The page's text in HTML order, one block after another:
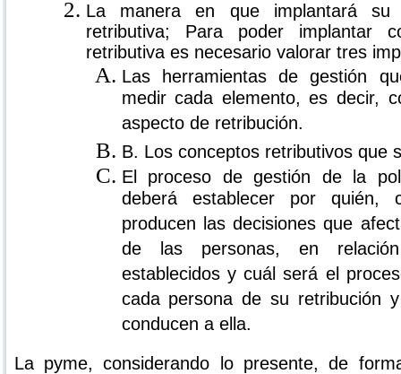
La manera en que implantará su
retributiva; Para poder implantar
retributiva es necesario valorar tres
Las herramientas de gestión
medir cada elemento, es decir,
aspecto de retribución.
B. Los conceptos retributivos que
El proceso de gestión de la
deberá establecer por quién,
producen las decisiones que
de las personas, en
establecidos y cuál será el
cada persona de su retribución
conducen a ella.
La pyme, considerando lo presente, de